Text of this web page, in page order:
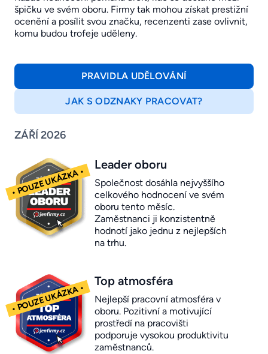
špičku ve svém oboru. Firmy tak mohou získat prestižní
ocenění a posílit svou značku, recenzenti zase ovlivnit,
komu budou trofeje uděleny.
PRAVIDLA UDĚLOVÁNÍ
JAK S ODZNAKY PRACOVAT?
ZÁŘÍ 2026
Leader oboru
Společnost dosáhla nejvyššího
celkového hodnocení ve svém
oboru tento měsíc.
Zaměstnanci ji konzistentně
hodnotí jako jednu z nejlepších
na trhu.
Top atmosféra
Nejlepší pracovní atmosféra v
oboru. Pozitivní a motivující
prostředí na pracovišti
podporuje vysokou produktivitu
zaměstnanců.